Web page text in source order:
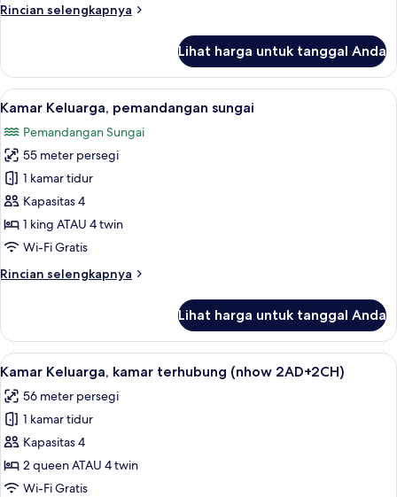
Rincian selengkapnya
Rincian
Kamar
Premium,
pemandangan
(nhow)
Lihat harga untuk tanggal Anda
Lihat
semua
foto
untuk
Kamar
Keluarga,
pemandangan
sungai
Seprai premium, minibar, brankas,
12
Kamar Keluarga, pemandangan sungai
Pemandangan Sungai
55 meter persegi
1 kamar tidur
Kapasitas 4
1 king ATAU 4 twin
Wi-Fi Gratis
Rincian selengkapnya
Rincian
Kamar
Keluarga,
pemandangan
Lihat harga untuk tanggal Anda
Lihat
semua
foto
untuk
Kamar
Keluarga,
kamar
Seprai premium, minibar, brankas,
7
Kamar Keluarga, kamar terhubung (nhow 2AD+2CH)
56 meter persegi
1 kamar tidur
Kapasitas 4
2 queen ATAU 4 twin
Wi-Fi Gratis